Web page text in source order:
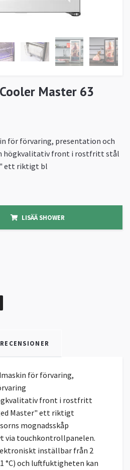
Master 63
för förvaring, presentation och
högkvalitativ front i rostfritt stål
ett riktigt bl
LISÄÄ SHOWER
RECENSIONER
för förvaring,
front i rostfritt
Master" ett riktigt
mognadsskåp
via touchkontrollpanelen.
inställbar från 2
°C) och luftfuktigheten kan